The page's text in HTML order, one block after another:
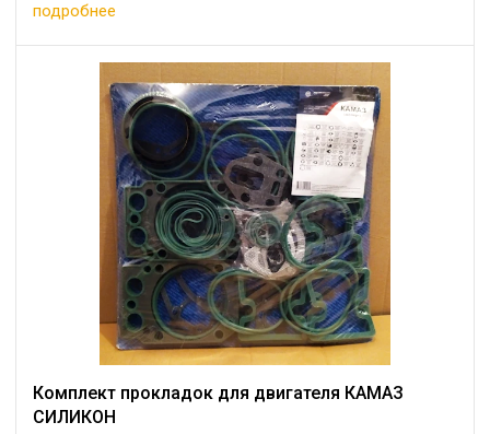
...
подробнее
Комплект прокладок для двигателя КАМАЗ
СИЛИКОН